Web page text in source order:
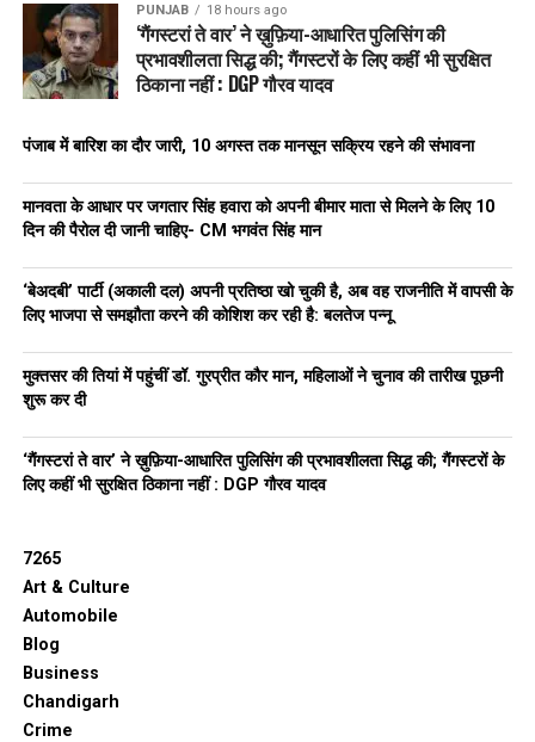
PUNJAB 18 hours ago
‘गैंगस्टरां ते वार’ ने ख़ुफ़िया-आधारित पुलिसिंग की
प्रभावशीलता सिद्ध की; गैंगस्टरों के लिए कहीं भी सुरक्षित
ठिकाना नहीं : DGP गौरव यादव
पंजाब में बारिश का दौर जारी, 10 अगस्त तक मानसून सक्रिय रहने की संभावना
मानवता के आधार पर जगतार सिंह हवारा को अपनी बीमार माता से मिलने के लिए 10
दिन की पैरोल दी जानी चाहिए- CM भगवंत सिंह मान
‘बेअदबी’ पार्टी (अकाली दल) अपनी प्रतिष्ठा खो चुकी है, अब वह राजनीति में वापसी के
लिए भाजपा से समझौता करने की कोशिश कर रही है: बलतेज पन्नू
मुक्तसर की तियां में पहुंचीं डॉ. गुरप्रीत कौर मान, महिलाओं ने चुनाव की तारीख पूछनी
शुरू कर दी
‘गैंगस्टरां ते वार’ ने ख़ुफ़िया-आधारित पुलिसिंग की प्रभावशीलता सिद्ध की; गैंगस्टरों के
लिए कहीं भी सुरक्षित ठिकाना नहीं : DGP गौरव यादव
7265
Art & Culture
Automobile
Blog
Business
Chandigarh
Crime